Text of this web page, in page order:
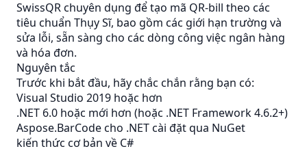
SwissQR chuyên dụng để tạo mã QR-bill theo các
tiêu chuẩn Thụy Sĩ, bao gồm các giới hạn trường và
sửa lỗi, sẵn sàng cho các dòng công việc ngân hàng
và hóa đơn.
Nguyên tắc
Trước khi bắt đầu, hãy chắc chắn rằng bạn có:
Visual Studio 2019 hoặc hơn
.NET 6.0 hoặc mới hơn (hoặc .NET Framework 4.6.2+)
Aspose.BarCode cho .NET cài đặt qua NuGet
kiến thức cơ bản về C#